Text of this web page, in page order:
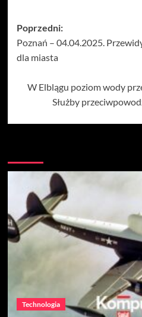
Zobacz
wpisy
Poprzedni:
Poznań – 04.04.2025.
dla miasta
W Elblągu poziom wody
Służby
Technologia